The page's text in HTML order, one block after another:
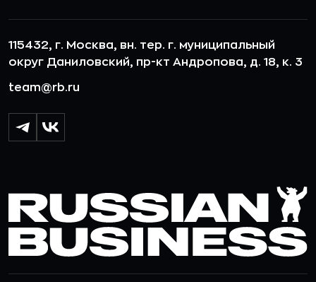
115432, г. Москва, вн. тер. г. муниципальный
округ Даниловский, пр-кт Андропова, д. 18, к. 3
team@rb.ru